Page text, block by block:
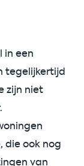
in een
tegelijkertijd
zijn niet
die ook nog
van